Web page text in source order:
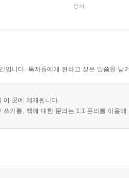
상시
입니다. 독자들에게 전하고 싶은 말씀을 남
이 곳에 게재됩니다.
쓰기를, 책에 대한 문의는 1:1 문의를 이용해